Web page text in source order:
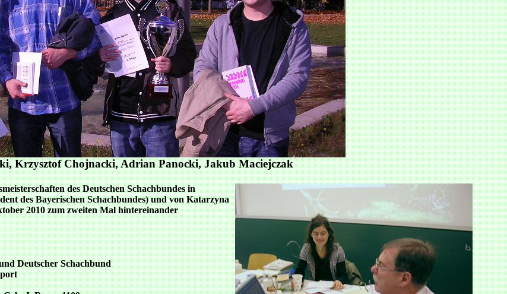
Krzysztof Chojnacki, Adrian Panocki, Jakub Maciejczak
des Deutschen Schachbundes in
des Bayerischen Schachbundes) und von Katarzyna
2010 zum zweiten Mal hintereinander
Deutscher Schachbund